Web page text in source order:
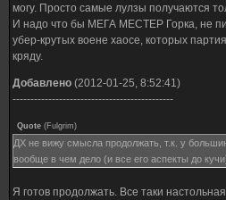
могу. Просто самые лулзы получаются
И надо что бы МЕГА МЕСТЕР Горка, не
убер-крутых воене хаосе, которых
кряду.
Добавлено (2012-01-25, 8:52:41)
---------------------------------------------
Quote (Fulgrim)
ДХ не вижу смысла продолжать, т.к. у
вообще в чем дело (и все его аспекты до
Я готов продолжать. Все таки